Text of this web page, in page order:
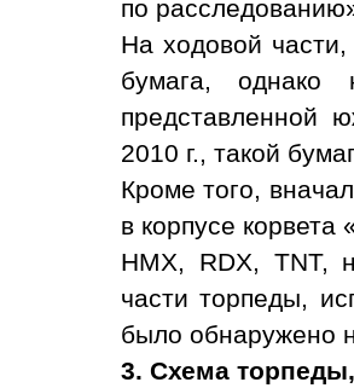
по
На ходовой
бумага,
представленной
2010 г., такой
Кроме того,
в корпусе
HMX, RDX, TNT,
части торпеды,
было обнаружено
3. Схема